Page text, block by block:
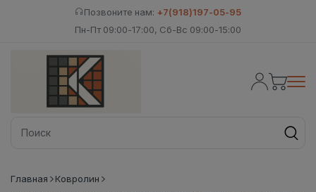
Позвоните нам: +7(918)197-05-95
Пн-Пт 09:00-17:00, Сб-Вс 09:00-15:00
Главная
Ковролин